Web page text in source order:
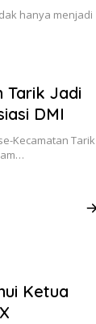
hanya menjadi
Tarik Jadi
DMI
Kecamatan Tarik
Ketua